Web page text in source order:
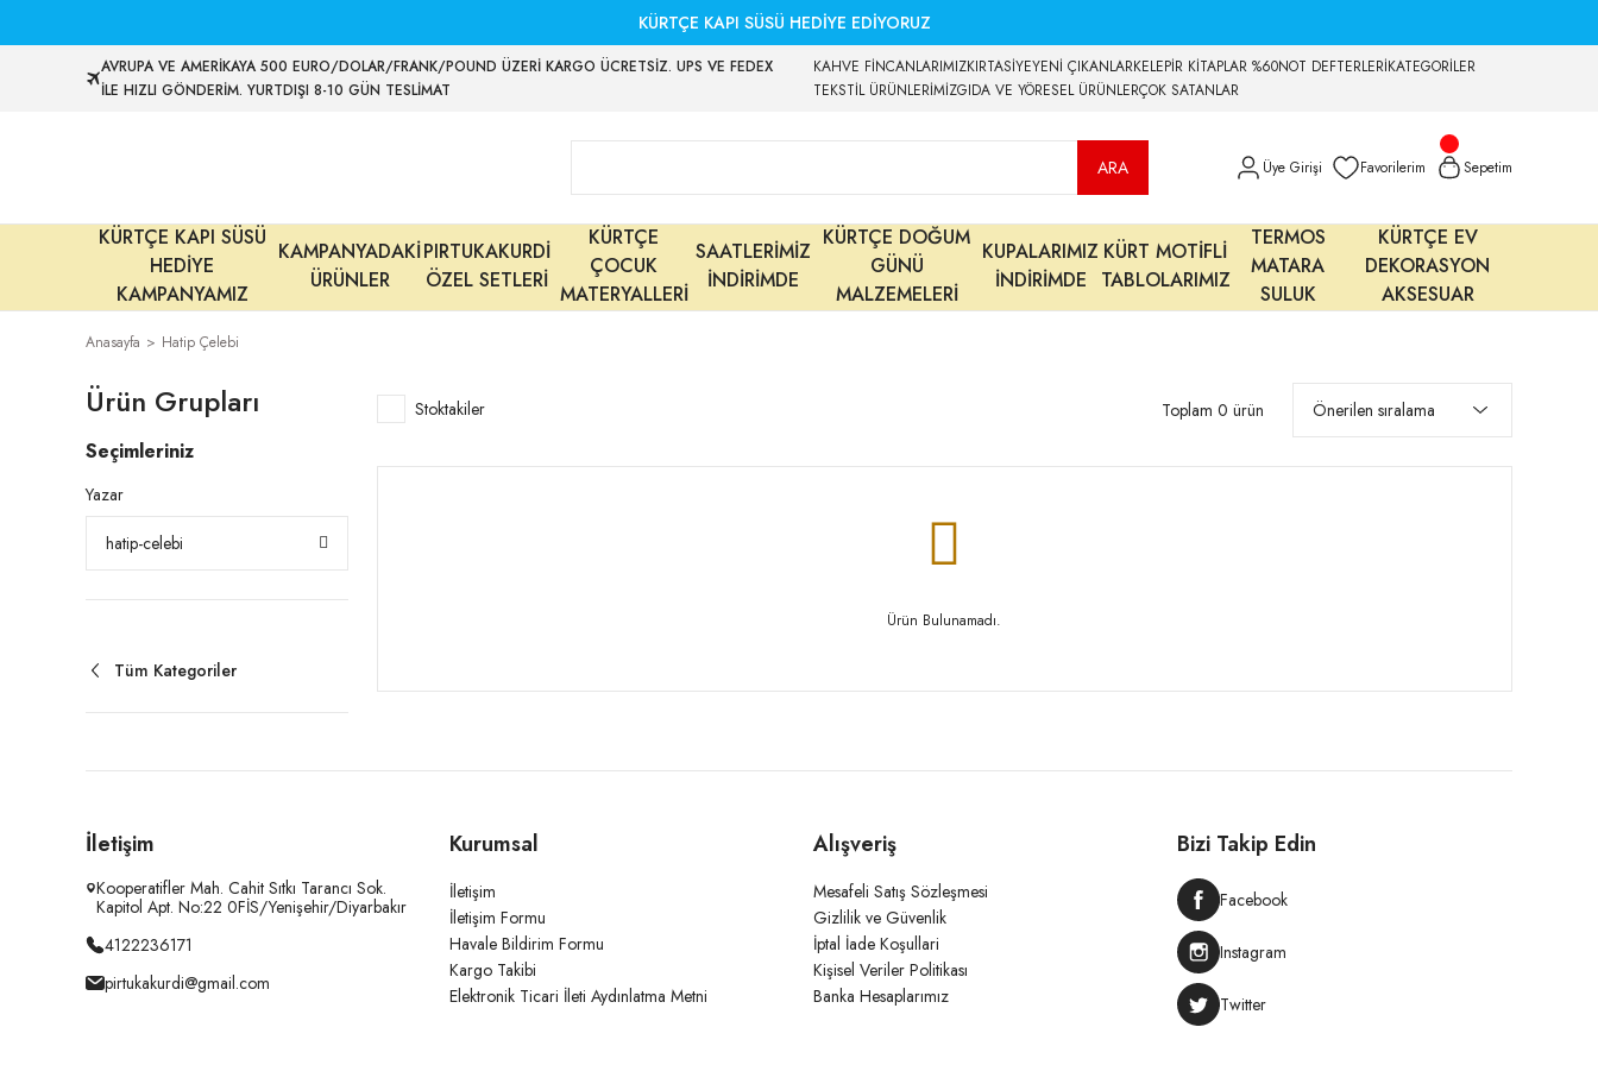
KÜRTÇE KAPI SÜSÜ HEDİYE EDİYORUZ
AVRUPA VE AMERİKAYA 500 EURO/DOLAR/FRANK/POUND ÜZERİ KARGO ÜCRETSİZ. UPS VE FEDEX
İLE HIZLI GÖNDERİM. YURTDIŞI 8-10 GÜN TESLİMAT
KAHVE FİNCANLARIMIZKIRTASİYEYENİ ÇIKANLARKELEPİR KİTAPLAR %60NOT DEFTERLERİKATEGORİLER
TEKSTİL ÜRÜNLERİMİZGIDA VE YÖRESEL ÜRÜNLERÇOK SATANLAR
ARA Üye Girişi Favorilerim Sepetim
KÜRTÇE KAPI SÜSÜ
HEDİYE
KAMPANYAMIZ
KAMPANYADAKİ
ÜRÜNLER
PIRTUKAKURDİ
ÖZEL SETLERİ
KÜRTÇE
ÇOCUK
MATERYALLERİ
SAATLERİMİZ
İNDİRİMDE
KÜRTÇE DOĞUM
GÜNÜ
MALZEMELERİ
KUPALARIMIZ
İNDİRİMDE
KÜRT MOTİFLİ
TABLOLARIMIZ
TERMOS
MATARA
SULUK
KÜRTÇE EV
DEKORASYON
AKSESUAR
Anasayfa Hatip Çelebi
Ürün Grupları
Seçimleriniz
Yazar
hatip-celebi
Tüm Kategoriler
Stoktakiler Toplam 0 ürün
Ürün Bulunamadı.
İletişim
Kooperatifler Mah. Cahit Sıtkı Tarancı Sok.
Kapitol Apt. No:22 0FİS/Yenişehir/Diyarbakır
4122236171
pirtukakurdi@gmail.com
Kurumsal
İletişim
İletişim Formu
Havale Bildirim Formu
Kargo Takibi
Elektronik Ticari İleti Aydınlatma Metni
Alışveriş
Mesafeli Satış Sözleşmesi
Gizlilik ve Güvenlik
İptal İade Koşullari
Kişisel Veriler Politikası
Banka Hesaplarımız
Bizi Takip Edin
Facebook
Instagram
Twitter